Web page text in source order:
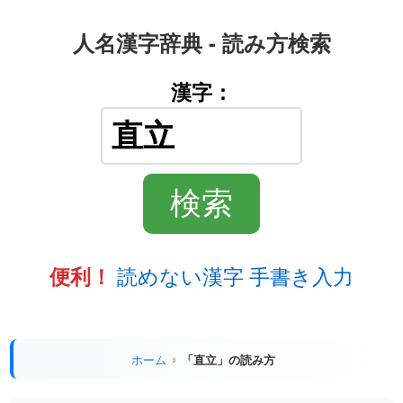
人名漢字辞典 - 読み方検索
漢字：
便利！ 読めない漢字 手書き入力
ホーム 「直立」の読み方